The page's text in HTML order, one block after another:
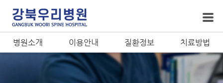
병원소개 이용안내 질환정보 치료방법